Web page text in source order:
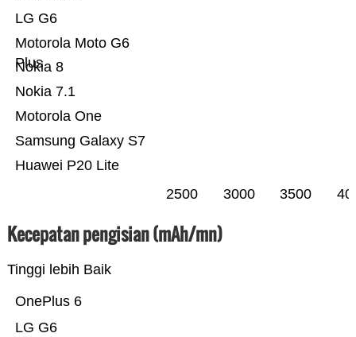
Huawei P20 Lite
Samsung Galaxy S7
Motorola One
Nokia 7.1
Nokia 8
Motorola Moto G6
Plus
LG G6
2500 3000 3500
Kecepatan pengisian (mAh/mn)
Tinggi lebih Baik
LG G6
OnePlus 6